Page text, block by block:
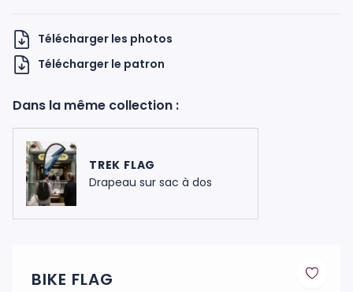
UKNOW
Télécharger les photos
Télécharger le patron
Dans la même collection :
TREK FLAG
Drapeau sur sac à dos
BIKE FLAG